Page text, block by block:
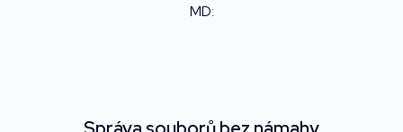
MD: